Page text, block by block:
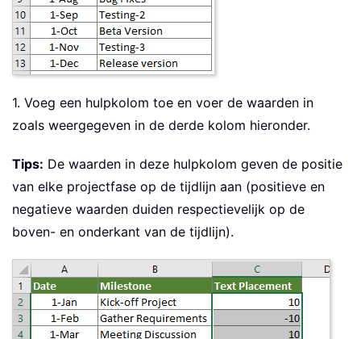
1. Voeg een hulpkolom toe en voer de waarden in
zoals weergegeven in de derde kolom hieronder.
Tips: De waarden in deze hulpkolom geven de positie
van elke projectfase op de tijdlijn aan (positieve en
negatieve waarden duiden respectievelijk op de
boven- en onderkant van de tijdlijn).